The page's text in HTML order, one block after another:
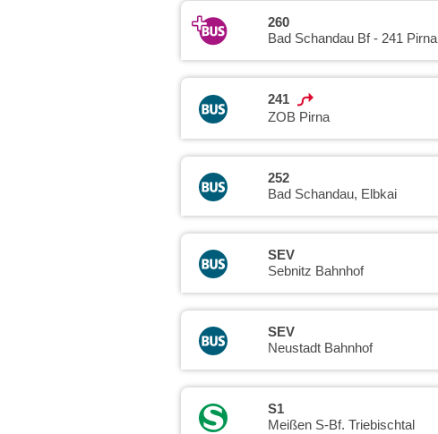
260
Bad Schandau Bf - 241 Pirna
241
ZOB Pirna
252
Bad Schandau, Elbkai
SEV
Sebnitz Bahnhof
SEV
Neustadt Bahnhof
S1
Meißen S-Bf. Triebischtal